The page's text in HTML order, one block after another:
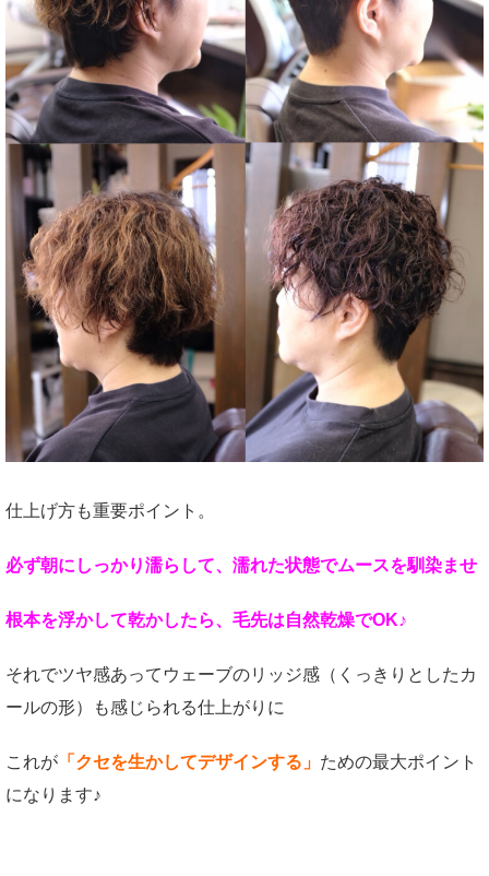
仕上げ方も重要ポイント。
必ず朝にしっかり濡らして、濡れた状態でムースを馴染ませ
根本を浮かして乾かしたら、毛先は自然乾燥でOK♪
それでツヤ感あってウェーブのリッジ感（くっきりとしたカ
ールの形）も感じられる仕上がりに
これが 「クセを生かしてデザインする」 ための最大ポイント
になります♪